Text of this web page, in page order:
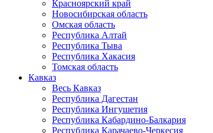
Красноярский край
Новосибирская область
Омская область
Республика Алтай
Республика Тыва
Республика Хакасия
Томская область
Кавказ
Весь Кавказ
Республика Дагестан
Республика Ингушетия
Республика Кабардино-Балкария
Республика Карачаево-Черкесия